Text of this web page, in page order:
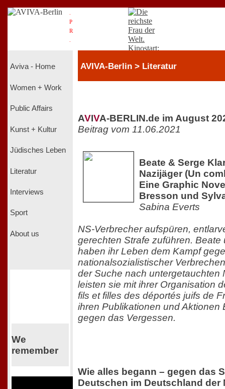
P
R
Aviva - Home
Women + Work
Public Affairs
Kunst + Kultur
Jüdisches Leben
Literatur
Interviews
Sport
About us
We
remember
AVIVA-Berlin > Literatur
AVIVA-BERLIN.de im August
Beitrag vom 11.06.2021
Beate & Serge
Nazijäger (Un
Eine Graphic
Bresson und
Sabina Everts
NS-Verbrecher aufspüren,
gerechten Strafe zuführen. Beate
haben ihr Leben dem Kampf
nationalsozialistischer
der Suche nach untergetauchten
leisten sie mit ihrer Organisation
fils et filles des déportés juifs de
ihren Publikationen und Aktionen
gegen das Vergessen.
Wie alles begann – gegen das
Deutschen im Deutschland der